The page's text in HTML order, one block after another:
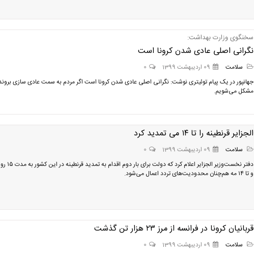
سخنگوی وزارت بهداشت:
نگرانی اصلی عادی شدن کرونا است
سلامت 09 اردیبهشت 1399
0
جهانپور در یک پیام توئیتری نوشت: نگرانی اصلی عادی شدن کرونا است اگر مردم به سمت عادی سازی
مشکل می‌شویم.
الجزایر قرنطینه را تا ۱۴ می تمدید کرد
سلامت 09 اردیبهشت 1399
0
دفتر نخست‌وزیر
و تا ۱۴ مه هم‌چنان محدودیت‌های تردد اعمال می‌شود.
قربانیان کرونا در فرانسه از مرز ۲۳ هزار تن گذشت
سلامت 09 اردیبهشت 1399
0